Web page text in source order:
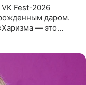
Fest-2026
даром.
— это